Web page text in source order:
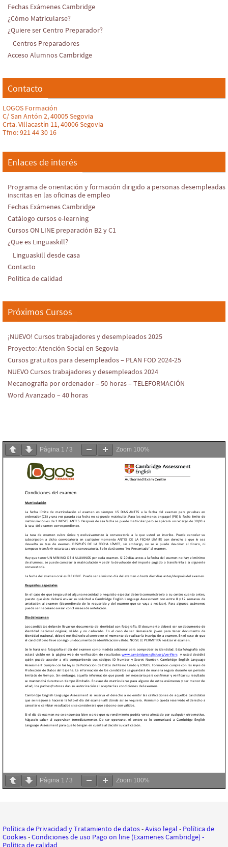
Fechas Exámenes Cambridge
¿Cómo Matricularse?
¿Quiere ser Centro Preparador?
Centros Preparadores
Acceso Alumnos Cambridge
Contacto
LOGOS Formación
C/ San Antón 2, 40005 Segovia
Crta. Villacastín 11, 40006 Segovia
Tfno: 921 44 30 16
Enlaces de interés
Programa de orientación y formación dirigido a personas desempleadas
inscritas en las oficinas de empleo
Fechas Exámenes Cambridge
Catálogo cursos e-learning
Cursos ON LINE preparación B2 y C1
¿Que es Linguaskill?
Linguaskill desde casa
Contacto
Política de calidad
Próximos Cursos
¡NUEVO! Cursos trabajadores y desempleados 2025
Proyecto: Atención Social en Segovia
Cursos gratuitos para desempleados – PLAN FOD 2024-25
NUEVO Cursos trabajadores y desempleados 2024
Mecanografía por ordenador – 50 horas – TELEFORMACIÓN
Word Avanzado – 40 horas
Página 1 / 3 Zoom 100%
Página 1 / 3 Zoom 100%
Política de Privacidad y Tratamiento de datos-Aviso legal - Política de
Cookies-Condiciones de uso Pago on line (Examenes Cambridge) -
Política de calidad